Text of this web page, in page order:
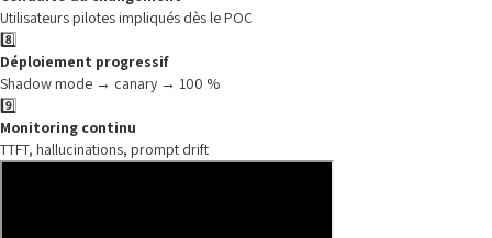
Utilisateurs pilotes impliqués dès le POC
8️⃣
Déploiement progressif
Shadow mode → canary → 100 %
9️⃣
Monitoring continu
TTFT, hallucinations, prompt drift